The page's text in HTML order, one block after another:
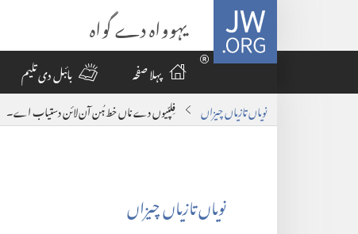
JW.ORG یہوواہ دے گواہ
پہلا صفحہ
بائبل دی تلیم
نویاں تازیاں چیزاں فِلپّیوں دے ناں خط ہُن آن‌لائن دستیاب اے۔‏
نویاں تازیاں چیزاں